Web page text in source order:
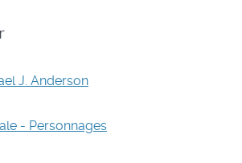
J. Anderson
- Personnages